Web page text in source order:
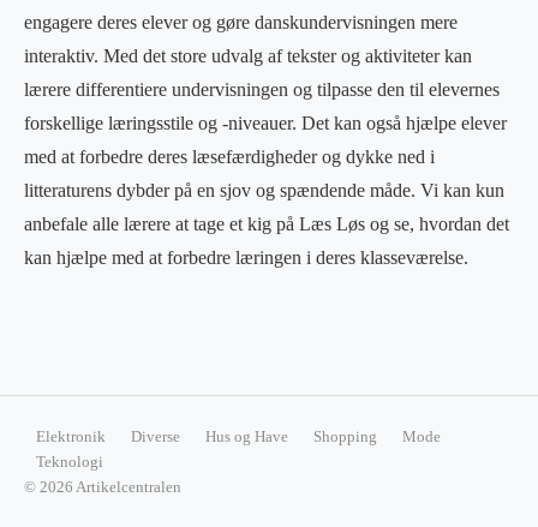
engagere deres elever og gøre danskundervisningen mere
interaktiv. Med det store udvalg af tekster og aktiviteter kan
lærere differentiere undervisningen og tilpasse den til elevernes
forskellige læringsstile og -niveauer. Det kan også hjælpe elever
med at forbedre deres læsefærdigheder og dykke ned i
litteraturens dybder på en sjov og spændende måde. Vi kan kun
anbefale alle lærere at tage et kig på Læs Løs og se, hvordan det
kan hjælpe med at forbedre læringen i deres klasseværelse.
Elektronik Diverse Hus og Have Shopping
Mode
Teknologi
© 2026 Artikelcentralen